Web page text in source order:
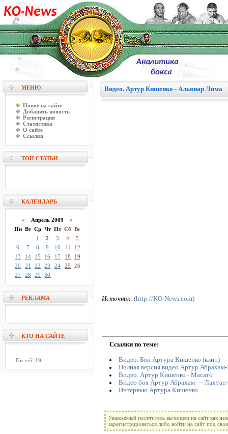
МЕНЮ
Новое на сайте
Добавить новость
Регистрация
Статистика
О сайте
Ссылки
ТОП СТАТЬИ
КАЛЕНДАРЬ
« Апрель 2009 »
Пн Вт Ср Чт Пт Сб Вс
1
2 3 4
5
6
7 8 9 10 11
12
13
14 15 16 17 18
19
20
21 22 23 24 25
26
27
28 29 30
РЕКЛАМА
КТО НА САЙТЕ
Гостей: 19
Видео. Артур Кишенко - Альвиар Лима
Источник: (http://KO-News.com)
Ссылки по теме:
Видео. Бои Артура Кишенко (клип)
Полная версия видео Артур
Видео. Артур Кишенко - Масато
Видео боя Артур Абрахам — Лахуан
Интервью Артура Кишенко
Уважаемый посетитель вы вошли на сайт как
зарегистрироваться либо войти на сайт под